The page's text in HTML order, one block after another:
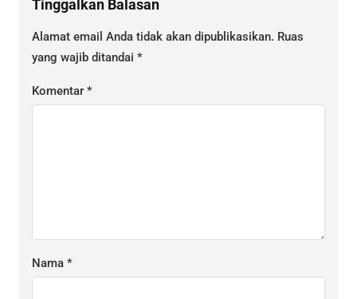
Tinggalkan Balasan
Alamat email Anda tidak akan dipublikasikan. Ruas
yang wajib ditandai *
Komentar *
Nama *